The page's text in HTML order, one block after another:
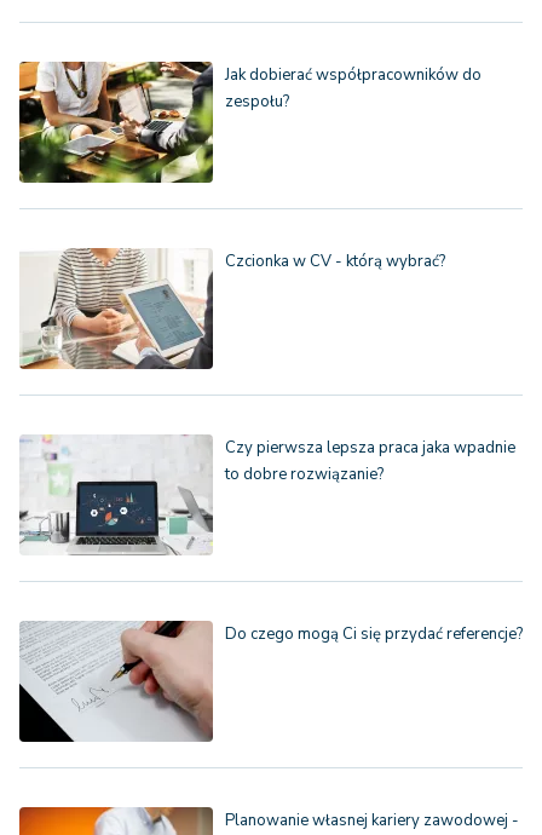
Jak dobierać współpracowników do
zespołu?
Czcionka w CV - którą wybrać?
Czy pierwsza lepsza praca jaka wpadnie
to dobre rozwiązanie?
Do czego mogą Ci się przydać referencje?
Planowanie własnej kariery zawodowej -